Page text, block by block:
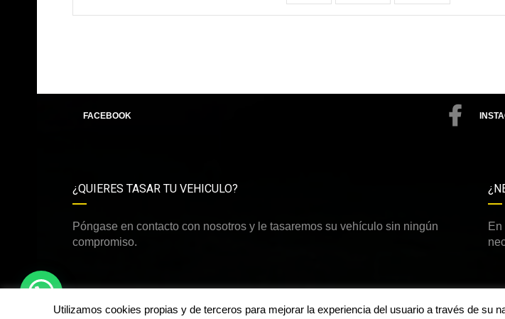
FACEBOOK
¿QUIERES TASAR TU VEHICULO?
Póngase en contacto con nosotros y le tasaremos su vehículo sin ningún
compromiso.
En
Utilizamos cookies propias y de terceros para mejorar la experiencia del usuario a través de su